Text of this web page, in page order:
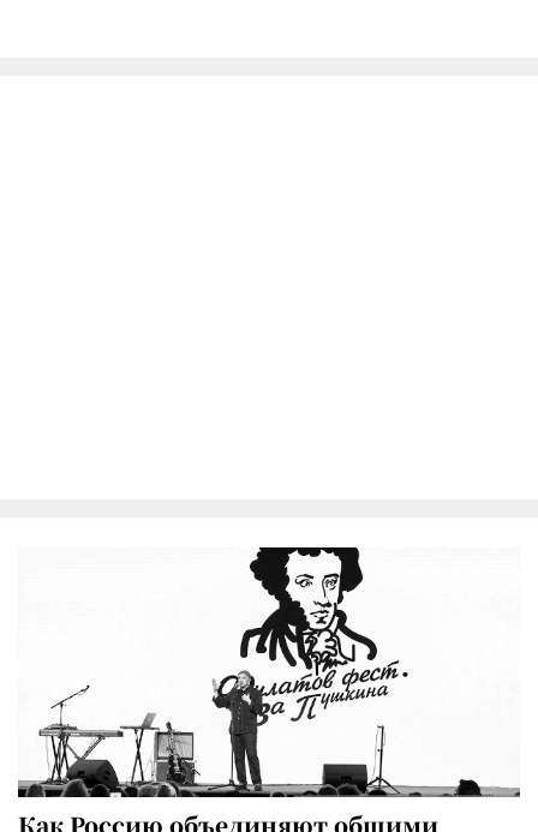
Как Россию объединяют общими